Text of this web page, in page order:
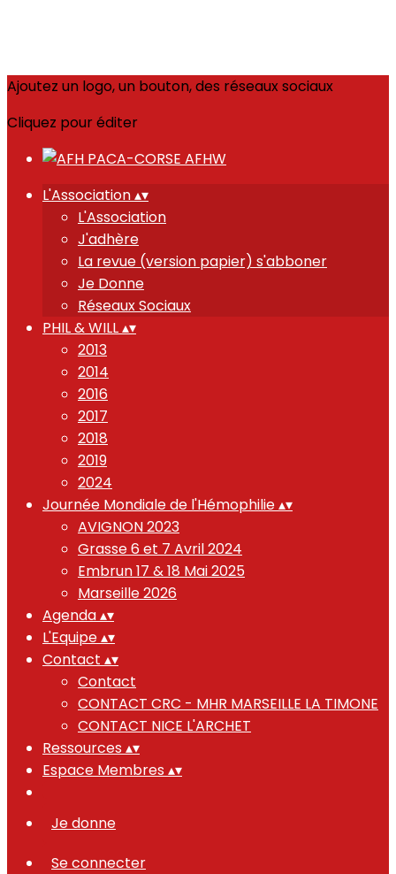
Ajoutez un logo, un bouton, des réseaux sociaux
Cliquez pour éditer
L'Association▴▾
L'Association
J'adhère
La revue (version papier) s'abboner
Je Donne
Réseaux Sociaux
PHIL & WILL▴▾
2013
2014
2016
2017
2018
2019
2024
Journée Mondiale de l'Hémophilie▴▾
AVIGNON 2023
Grasse 6 et 7 Avril 2024
Embrun 17 & 18 Mai 2025
Marseille 2026
Agenda▴▾
L'Equipe▴▾
Contact ▴▾
Contact
CONTACT CRC - MHR MARSEILLE LA TIMONE
CONTACT NICE L'ARCHET
Ressources ▴▾
Espace Membres ▴▾
Je donne
Se connecter